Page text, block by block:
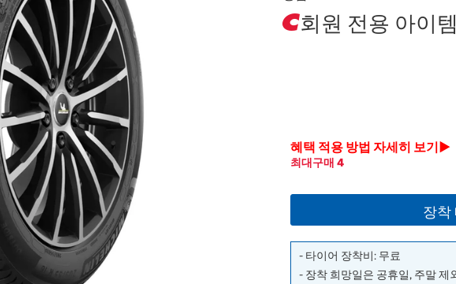
회원 전용 아이템
혜택 적용 방법 자세히 보기▶
최대구매 4
장착
- 타이어 장착비: 무료
- 장착 희망일은 공휴일, 주말 제